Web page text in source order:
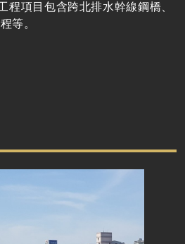
程項目包含跨北排水幹線鋼橋、
等。